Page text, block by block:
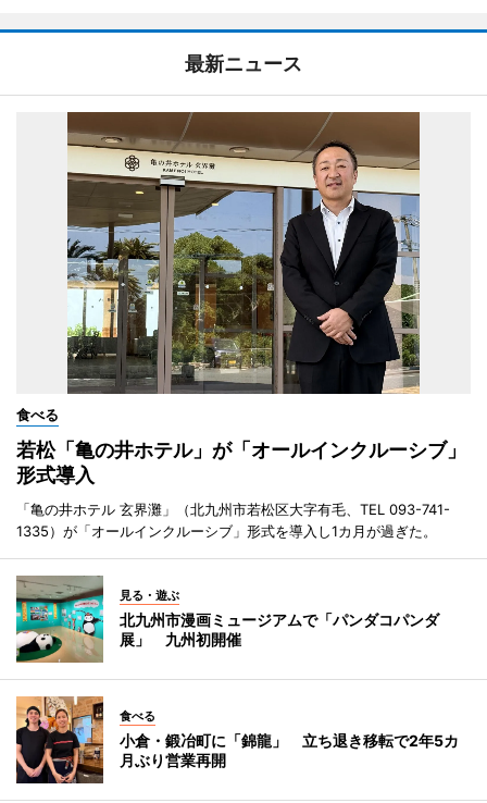
最新ニュース
食べる
若松「亀の井ホテル」が「オールインクルーシブ」
形式導入
「亀の井ホテル 玄界灘」（北九州市若松区大字有毛、TEL 093-741-
1335）が「オールインクルーシブ」形式を導入し1カ月が過ぎた。
見る・遊ぶ
北九州市漫画ミュージアムで「パンダコパンダ
展」 九州初開催
食べる
小倉・鍛冶町に「錦龍」 立ち退き移転で2年5カ
月ぶり営業再開